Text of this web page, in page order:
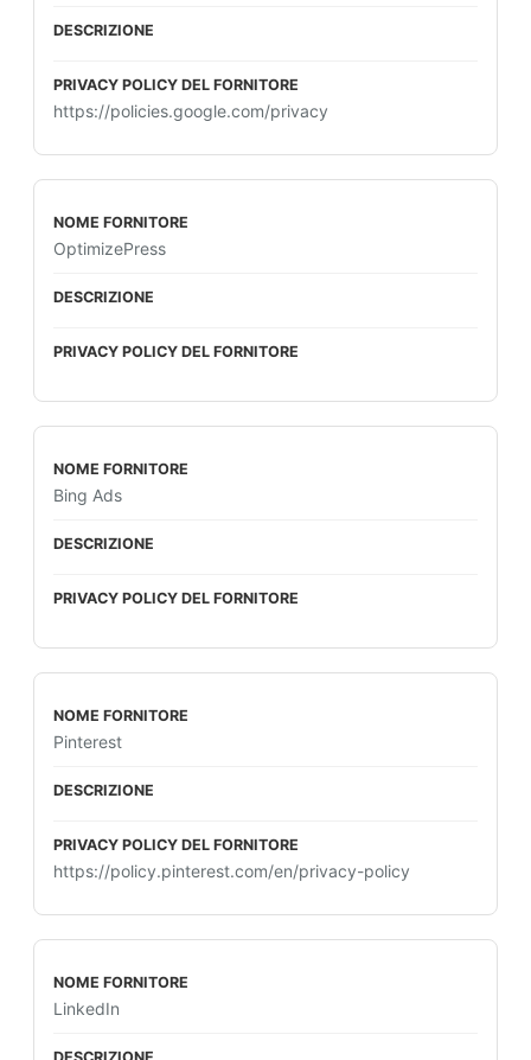
https://policies.google.com/privacy
OptimizePress
Bing Ads
Pinterest
https://policy.pinterest.com/en/privacy-policy
LinkedIn